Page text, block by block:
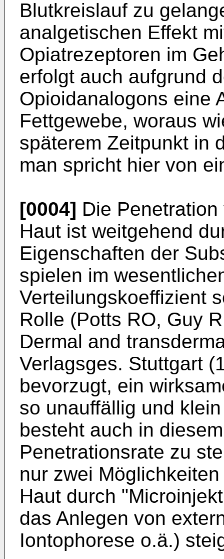
Blutkreislauf zu
analgetischen Effekt
Opiatrezeptoren im
erfolgt auch aufgrund
Opioidanalogons eine
Fettgewebe, woraus
späterem Zeitpunkt in
man spricht hier von
[0004] Die
Haut ist weitgehend
Eigenschaften der
spielen im
Verteilungskoeffizient
Rolle (Potts RO, Guy
Dermal and
Verlagsges. Stuttgart
bevorzugt, ein
so unauffällig und
besteht auch in
Penetrationsrate zu
nur zwei
Haut durch
das Anlegen von
Iontophorese o.ä.)